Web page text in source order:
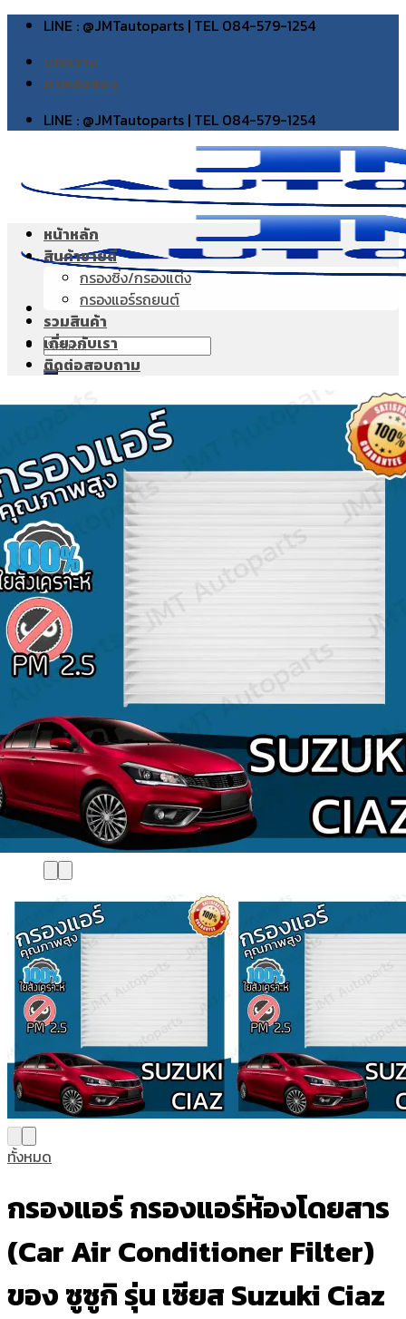
Skip
content
LINE : @JMTautoparts | TEL 084-579-1254
บทความ
ภาพส่งของ
LINE : @JMTautoparts | TEL 084-579-1254
Search
for:
Search
for:
หน้าหลัก
สินค้าขายดี
กรองซิ่ง/กรองแต่ง
กรองแอร์รถยนต์
รวมสินค้า
เกี่ยวกับเรา
ติดต่อสอบถาม
ทั้งหมด
กรองแอร์ กรองแอร์ห้องโดยสาร
(Car Air Conditioner Filter)
ของ ซูซูกิ รุ่น เซียส Suzuki Ciaz